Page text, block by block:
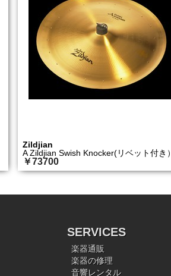
Zildjian
A Zildjian Swish Knocker(リベット付き）
￥73700
SERVICES
楽器通販
楽器の修理
音響レンタル